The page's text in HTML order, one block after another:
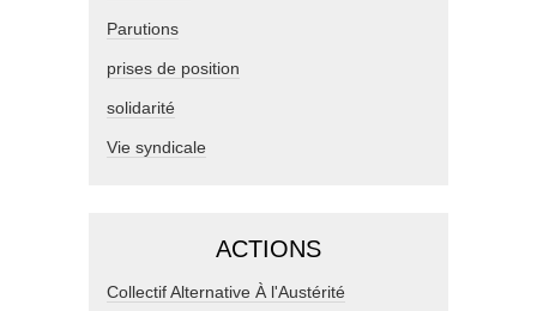
Parutions
prises de position
solidarité
Vie syndicale
ACTIONS
Collectif Alternative À l'Austérité